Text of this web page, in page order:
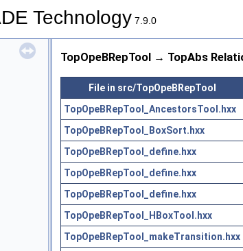
Technology 7.9.0
TopOpeBRepTool → TopAbs
File in src/TopOpeBRepTool
TopOpeBRepTool_AncestorsTool.hxx
TopOpeBRepTool_BoxSort.hxx
TopOpeBRepTool_define.hxx
TopOpeBRepTool_define.hxx
TopOpeBRepTool_define.hxx
TopOpeBRepTool_HBoxTool.hxx
TopOpeBRepTool_makeTransition.hxx